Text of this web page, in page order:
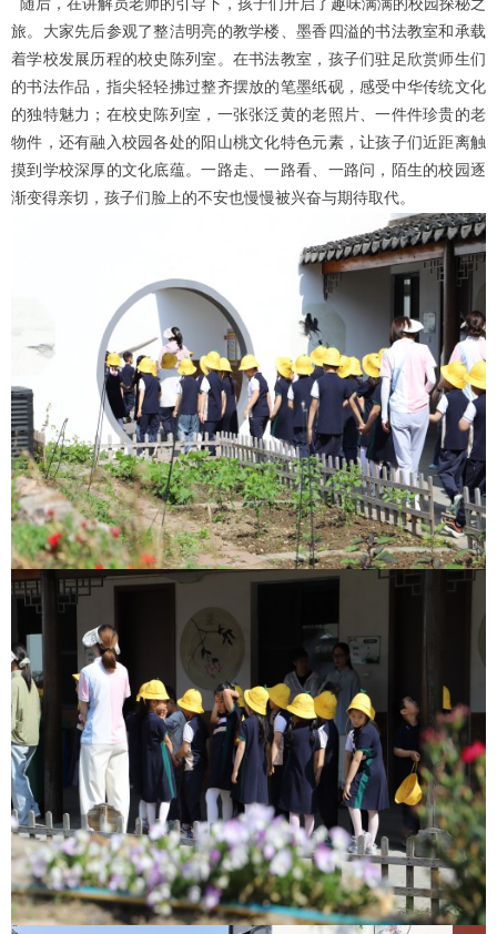
随后，在讲解员老师的 引导下，孩子们开启了趣味满满的校园探秘之
旅。大家先后参观了整洁明亮的教学楼、墨香四溢的书法教室和承载
着学校发展历程的校史陈列室。在书法教室，孩子们驻足欣赏师生们
的书法作品，指尖轻轻拂过整齐摆放的笔墨纸砚，感受中华传统文化
的独特魅力；在校史陈列室，一张张泛黄的老照片、一件件珍贵的老
物件，还有融入校园各处的阳山桃文化特色元素，让孩子们近距离触
摸到学校深厚的文化底蕴。一路走、一路看、一路问，陌生的校园逐
渐变得亲切，孩子们脸上的不安也慢慢被兴奋与期待取代。